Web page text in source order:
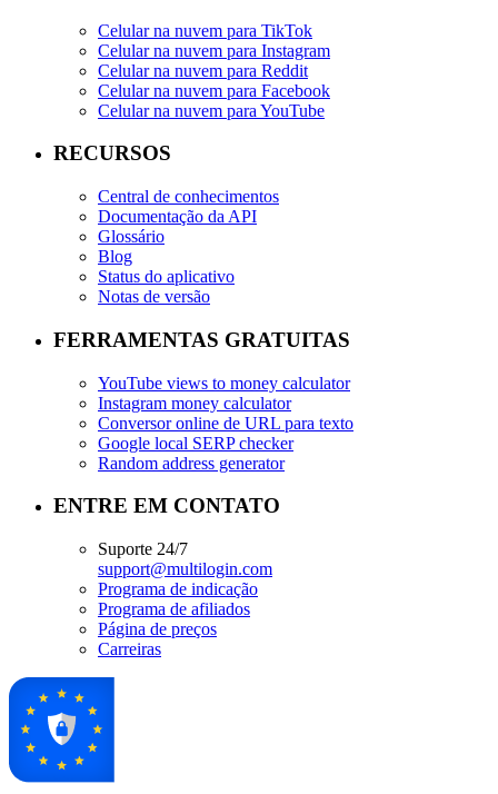
Celular na nuvem para TikTok
Celular na nuvem para Instagram
Celular na nuvem para Reddit
Celular na nuvem para Facebook
Celular na nuvem para YouTube
RECURSOS
Central de conhecimentos
Documentação da API
Glossário
Blog
Status do aplicativo
Notas de versão
FERRAMENTAS GRATUITAS
YouTube views to money calculator
Instagram money calculator
Conversor online de URL para texto
Google local SERP checker
Random address generator
ENTRE EM CONTATO
Suporte 24/7
support@multilogin.com
Programa de indicação
Programa de afiliados
Página de preços
Carreiras